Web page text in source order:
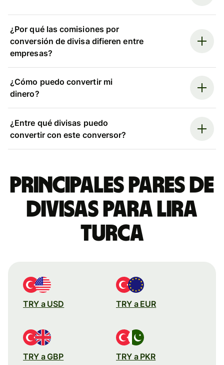
¿Por qué las comisiones por
conversión de divisa difieren entre
empresas?
¿Cómo puedo convertir mi
dinero?
¿Entre qué divisas puedo
convertir con este conversor?
Principales pares de
divisas para lira
turca
TRY a USD TRY a EUR
TRY a GBP TRY a PKR